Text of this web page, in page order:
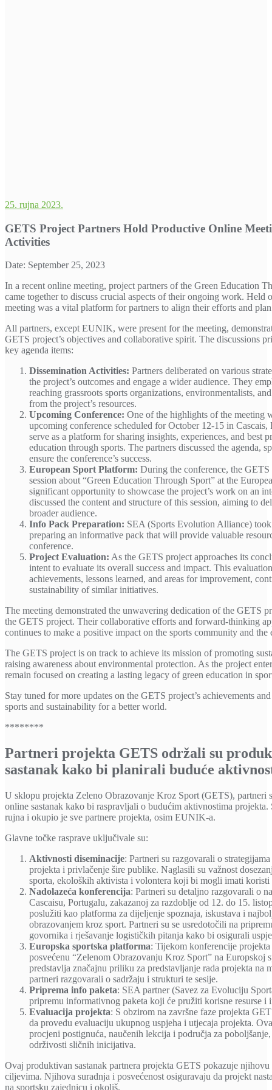
25. rujna 2023.
GETS Project Partners Hold Productive Online
Activities
Date: September 25, 2023
In a recent online meeting, project partners of the Green Education
came together to discuss crucial aspects of their ongoing work. Held
meeting was a vital platform for partners to align their efforts and
All partners, except EUNIK, were present for the meeting,
GETS project’s objectives and collaborative spirit. The discussions
key agenda items:
Dissemination Activities: Partners deliberated on various
the project’s outcomes and engage a wider audience. They
reaching grassroots sports organizations, environmentalists,
from the project’s resources.
Upcoming Conference: One of the highlights of the meeting
upcoming conference scheduled for October 12-15 in
serve as a platform for sharing insights, experiences, and best
education through sports. The partners discussed the agenda,
ensure the conference’s success.
European Sport Platform: During the conference, the
session about “Green Education Through Sport” at the
significant opportunity to showcase the project’s work on an
discussed the content and structure of this session, aiming to
broader audience.
Info Pack Preparation: SEA (Sports Evolution Alliance)
preparing an informative pack that will provide valuable
conference.
Project Evaluation: As the GETS project approaches its
intent to evaluate its overall success and impact. This
achievements, lessons learned, and areas for improvement,
sustainability of similar initiatives.
The meeting demonstrated the unwavering dedication of the GETS
the GETS project. Their collaborative efforts and forward-thinking
continues to make a positive impact on the sports community and the
The GETS project is on track to achieve its mission of promoting
raising awareness about environmental protection. As the project
remain focused on creating a lasting legacy of green education in
Stay tuned for more updates on the GETS project’s achievements
sports and sustainability for a better world.
********
Partneri projekta GETS održali su
sastanak kako bi planirali buduće
U sklopu projekta Zeleno Obrazovanje Kroz Sport (GETS), partneri
online sastanak kako bi raspravljali o budućim aktivnostima projekta.
rujna i okupio je sve partnere projekta, osim EUNIK-a.
Glavne točke rasprave uključivale su:
Aktivnosti diseminacije: Partneri su razgovarali o
projekta i privlačenje šire publike. Naglasili su važnost
sporta, ekoloških aktivista i volontera koji bi mogli imati koristi
Nadolazeća konferencija: Partneri su detaljno razgovarali o
Cascaisu, Portugalu, zakazanoj za razdoblje od 12. do 15.
poslužiti kao platforma za dijeljenje spoznaja, iskustava i
obrazovanjem kroz sport. Partneri su se usredotočili na
govornika i rješavanje logističkih pitanja kako bi osigurali
Europska sportska platforma: Tijekom konferencije
posvećenu “Zelenom Obrazovanju Kroz Sport” na Europskoj
predstavlja značajnu priliku za predstavljanje rada projekta na
partneri razgovarali o sadržaju i strukturi te sesije.
Priprema info paketa: SEA partner (Savez za Evoluciju
pripremu informativnog paketa koji će pružiti korisne resurse
Evaluacija projekta: S obzirom na završne faze projekta
da provedu evaluaciju ukupnog uspjeha i utjecaja projekta.
procjeni postignuća, naučenih lekcija i područja za
održivosti sličnih inicijativa.
Ovaj produktivan sastanak partnera projekta GETS pokazuje
ciljevima. Njihova suradnja i posvećenost osiguravaju da projekt
na sportsku zajednicu i okoliš.